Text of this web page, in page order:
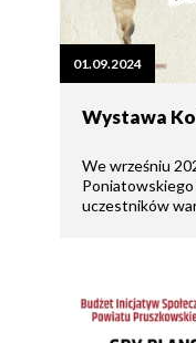
01.09.2024
Wystawa
We wrześniu
uczestników